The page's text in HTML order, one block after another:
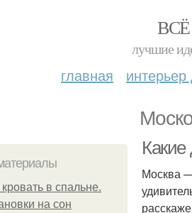
лучшие
главная
в спальне.
на сон
Какие
Москва —